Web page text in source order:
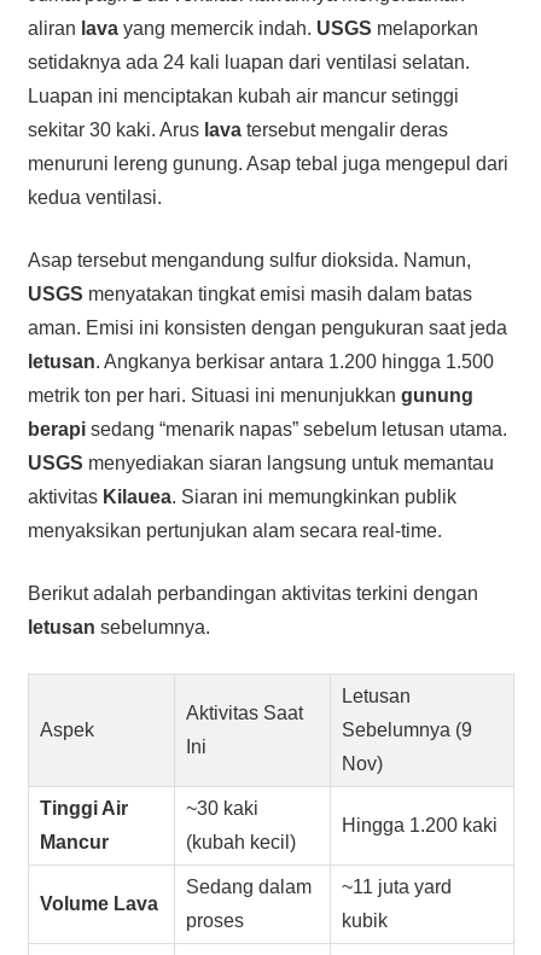
aliran lavayang memercik indah. USGS melaporkan
setidaknya ada 24 kali luapan dari ventilasi selatan.
Luapan ini menciptakan kubah air mancur setinggi
sekitar 30 kaki. Arus lavatersebut mengalir deras
menuruni lereng gunung. Asap tebal juga mengepul dari
kedua ventilasi.
Asap tersebut mengandung sulfur dioksida. Namun,
USGS menyatakan tingkat emisi masih dalam batas
aman. Emisi ini konsisten dengan pengukuran saat jeda
letusan. Angkanya berkisar antara 1.200 hingga 1.500
metrik ton per hari. Situasi ini menunjukkan gunung
berapisedang “menarik napas” sebelum letusan utama.
USGS menyediakan siaran langsung untuk memantau
aktivitas Kilauea. Siaran ini memungkinkan publik
menyaksikan pertunjukan alam secara real-time.
Berikut adalah perbandingan aktivitas terkini dengan
letusan sebelumnya.
Aspek
Aktivitas Saat
Ini
Letusan
Sebelumnya (9
Nov)
Tinggi Air
Mancur
~30 kaki
(kubah kecil)
Hingga 1.200 kaki
Volume Lava
Sedang dalam
proses
~11 juta yard
kubik